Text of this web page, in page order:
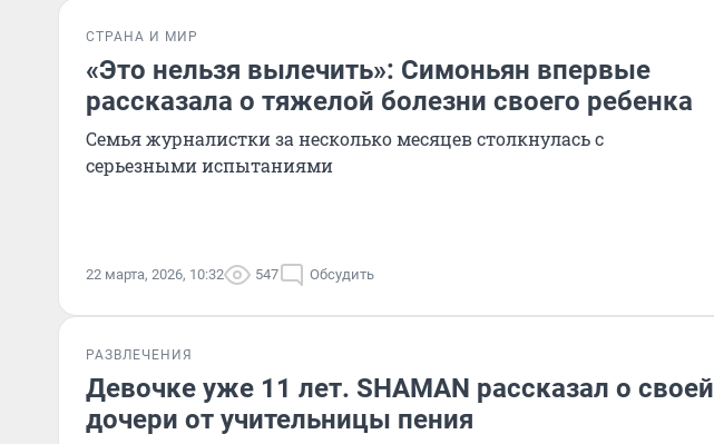
СТРАНА И МИР
«Это нельзя вылечить»: Симоньян впервые
рассказала о тяжелой болезни своего ребенка
Семья журналистки за несколько месяцев столкнулась с
серьезными испытаниями
22 марта, 2026, 10:32 547 Обсудить
РАЗВЛЕЧЕНИЯ
Девочке уже 11 лет. SHAMAN рассказал о своей
дочери от учительницы пения